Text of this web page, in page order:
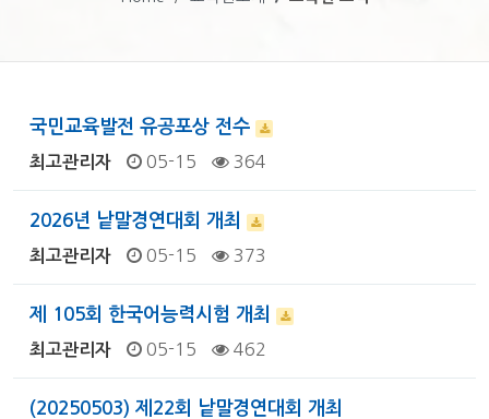
국민교육발전 유공포상 전수
최고관리자 05-15 364
2026년 낱말경연대회 개최
최고관리자 05-15 373
제 105회 한국어능력시험 개최
최고관리자 05-15 462
(20250503) 제22회 낱말경연대회 개최